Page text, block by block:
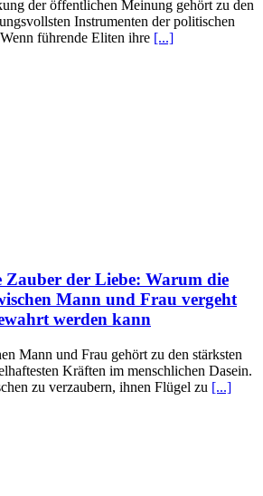
der öffentlichen Meinung gehört zu den
Instrumenten der politischen
führende Eliten ihre [...]
Zauber der Liebe: Warum die
Mann und Frau vergeht
werden kann
Mann und Frau gehört zu den stärksten
Kräften im menschlichen Dasein.
zu verzaubern, ihnen Flügel zu [...]